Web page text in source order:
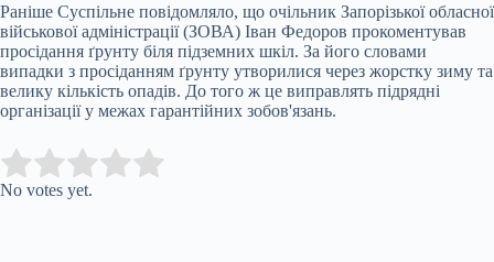
Раніше Суспільне повідомляло, що очільник Запорізької обласної
військової адміністрації (ЗОВА) Іван Федоров прокоментував
просідання ґрунту біля підземних шкіл. За його словами
випадки з просіданням ґрунту утворилися через жорстку зиму та
велику кількість опадів. До того ж це виправлять підрядні
організації у межах гарантійних зобов'язань.
Rate this item:
No votes yet.